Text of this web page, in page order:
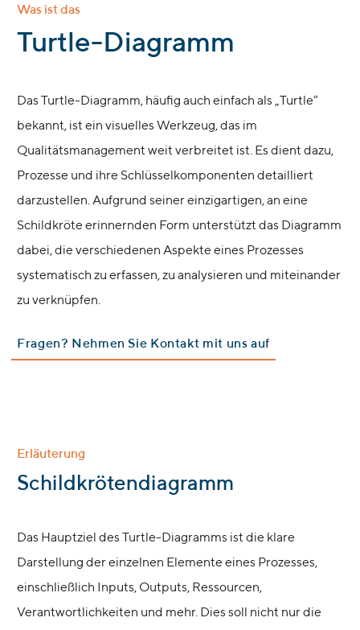
Was ist das
:
Turtle-Diagramm
Das Turtle-Diagramm, häufig auch einfach als „Turtle“
bekannt, ist ein visuelles Werkzeug, das im
Qualitätsmanagement weit verbreitet ist. Es dient dazu,
Prozesse und ihre Schlüsselkomponenten detailliert
darzustellen. Aufgrund seiner einzigartigen, an eine
Schildkröte erinnernden Form unterstützt das Diagramm
dabei, die verschiedenen Aspekte eines Prozesses
systematisch zu erfassen, zu analysieren und miteinander
zu verknüpfen.
Fragen? Nehmen Sie Kontakt mit uns auf
Erläuterung
:Schildkrötendiagramm
Das Hauptziel des Turtle-Diagramms ist die klare
Darstellung der einzelnen Elemente eines Prozesses,
einschließlich Inputs, Outputs, Ressourcen,
Verantwortlichkeiten und mehr. Dies soll nicht nur die